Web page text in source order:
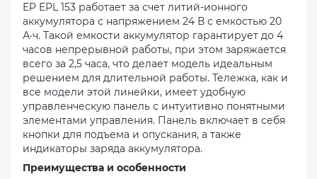
EP EPL 153 работает за счет литий-ионного
аккумулятора с напряжением 24 В с емкостью 20
А·ч. Такой емкости аккумулятор гарантирует до 4
часов непрерывной работы, при этом заряжается
всего за 2,5 часа, что делает модель идеальным
решением для длительной работы. Тележка, как и
все модели этой линейки, имеет удобную
управленческую панель с интуитивно понятными
элементами управления. Панель включает в себя
кнопки для подъема и опускания, а также
индикаторы заряда аккумулятора.
Преимущества и особенности